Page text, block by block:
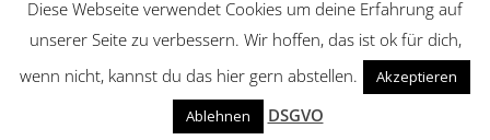
Copyright © 2026 Unsere Zeitung
. Alle Rechte vorbehalten.
ColorMagvon ThemeGrill. Präsentiert von
WordPress.
Diese Webseite verwendet Cookies um deine Erfahrung auf
unserer Seite zu verbessern. Wir hoffen, das ist ok für dich,
wenn nicht, kannst du das hier gern abstellen.
Akzeptieren
Ablehnen
DSGVO